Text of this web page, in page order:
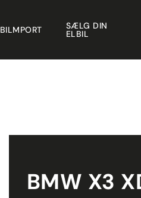
BILMPORT SÆLG DIN
ELBIL
BMW X3